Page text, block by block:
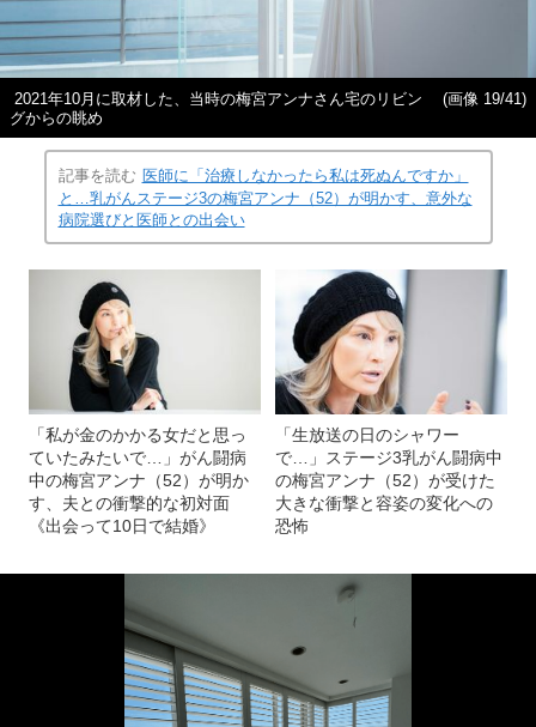
2021年10月に取材した、当時の梅宮アンナさん宅のリビン
グからの眺め
(画像 19/41)
記事を読む 医師に「治療しなかったら私は死ぬんですか」
と…乳がんステージ3の梅宮アンナ（52）が明かす、意外な
病院選びと医師との出会い
「私が金のかかる女だと思っ
ていたみたいで…」がん闘病
中の梅宮アンナ（52）が明か
す、夫との衝撃的な初対面
《出会って10日で結婚》
「生放送の日のシャワー
で…」ステージ3乳がん闘病中
の梅宮アンナ（52）が受けた
大きな衝撃と容姿の変化への
恐怖